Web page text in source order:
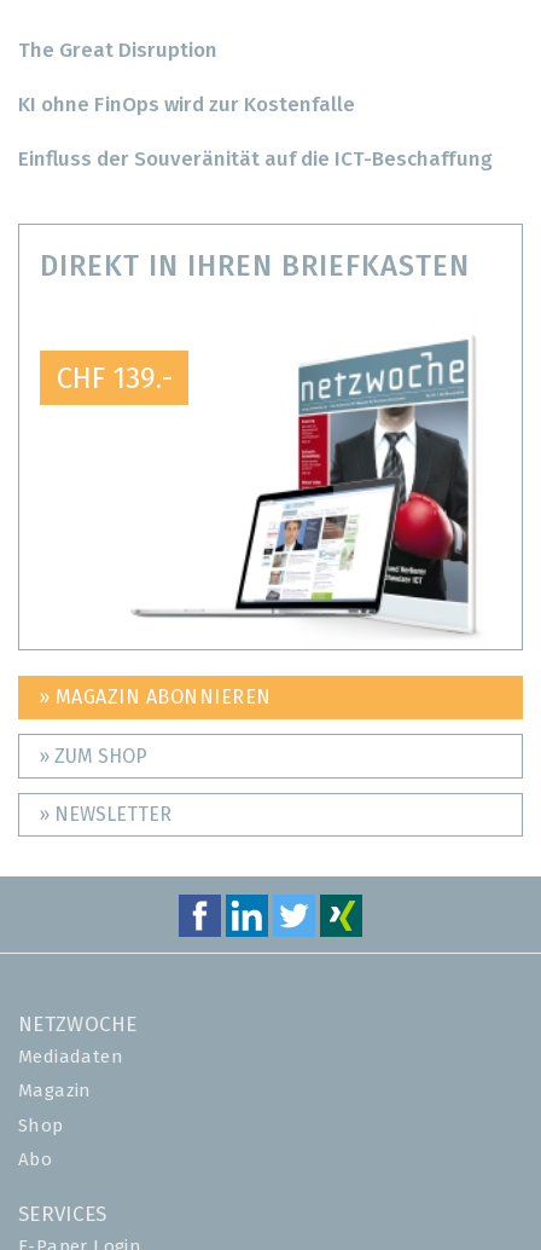
The Great Disruption
KI ohne FinOps wird zur Kostenfalle
Einfluss der Souveränität auf die ICT-Beschaffung
DIREKT IN IHREN BRIEFKASTEN
CHF 139.-
» MAGAZIN ABONNIEREN
» ZUM SHOP
» NEWSLETTER
NETZWOCHE
Mediadaten
Magazin
Shop
Abo
SERVICES